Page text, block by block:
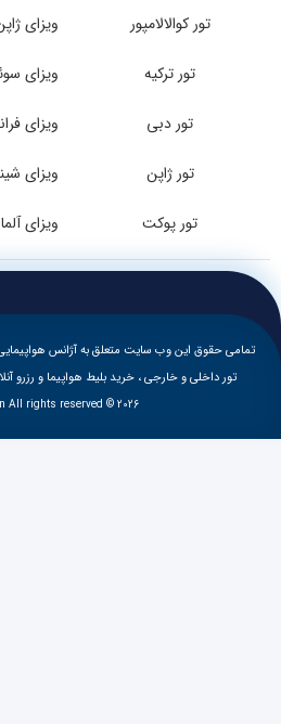
تور کوالالامپور
تور پوکت
ویزای ژاپن
ویزای سوئیس
ویزای فرانسه
ویزای شینگن
ویزای آلمان
حقوق این وب سایت متعلق به آژانس هواپیمایی سفر
داخلی و خارجی ، خرید بلیط هواپیما و رزرو آنلاین
All rights reserved © 2026